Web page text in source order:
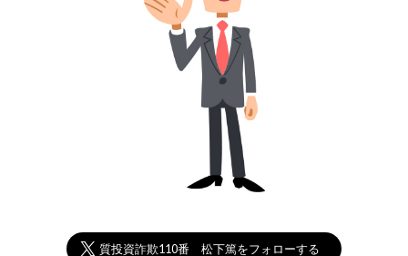
悪質投資詐欺110番 松下篤をフォローする